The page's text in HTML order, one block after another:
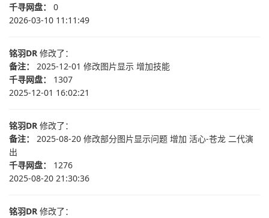
千寻网盘： 0
2026-03-10 11:11:49
铭羽DR 修改了：
备注： 2025-12-01 修改图片显示 增加技能
千寻网盘： 1307
2025-12-01 16:02:21
铭羽DR 修改了：
备注： 2025-08-20 修改部分图片显示问题 增加 活心-苍龙 二代演
出
千寻网盘： 1276
2025-08-20 21:30:36
铭羽DR 修改了：